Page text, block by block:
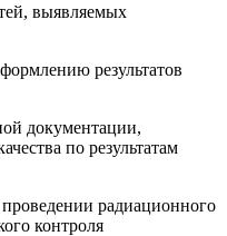
выявляемых
результатов
документации,
по результатам
радиационного
контроля